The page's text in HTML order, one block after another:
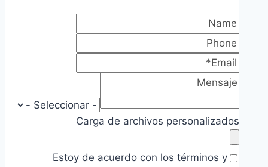
Carga de archivos personalizados
Estoy de acuerdo con los términos y